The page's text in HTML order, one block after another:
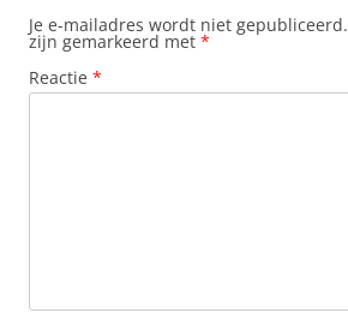
Je e-mailadres wordt niet gepubliceerd.
zijn gemarkeerd met *
Reactie *